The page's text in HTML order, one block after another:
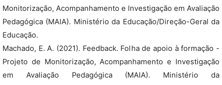
Monitorização, Acompanhamento e Investigação em Avaliação
Pedagógica (MAIA). Ministério da Educação/Direção-Geral da
Educação.
Machado, E. A. (2021). Feedback. Folha de apoio à formação -
Projeto de Monitorização, Acompanhamento e Investigação
em Avaliação Pedagógica (MAIA). Ministério da